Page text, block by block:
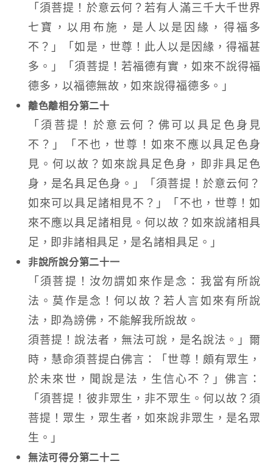
「須菩提！於意云何？若有人滿三千大千世界
七寶，以用布施，是人以是因緣，得福多
不？」「如是，世尊！此人以是因緣，得福甚
多。」「須菩提！若福德有實，如來不說得福
德多，以福德無故，如來說得福德多。」
離色離相分第二十
「須菩提！於意云何？佛可以具足色身見
不？」「不也，世尊！如來不應以具足色身
見。何以故？如來說具足色身，即非具足色
身，是名具足色身。」「須菩提！於意云何？
如來可以具足諸相見不？」「不也，世尊！如
來不應以具足諸相見。何以故？如來說諸相具
足，即非諸相具足，是名諸相具足。」
非說所說分第二十一
「須菩提！汝勿謂如來作是念：我當有所說
法。莫作是念！何以故？若人言如來有所說
法，即為謗佛，不能解我所說故。
須菩提！說法者，無法可說，是名說法。」爾
時，慧命須菩提白佛言：「世尊！頗有眾生，
於未來世，聞說是法，生信心不？」佛言：
「須菩提！彼非眾生，非不眾生。何以故？須
菩提！眾生，眾生者，如來說非眾生，是名眾
生。」
無法可得分第二十二